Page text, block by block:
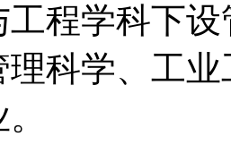
工程学科下
理科学、工